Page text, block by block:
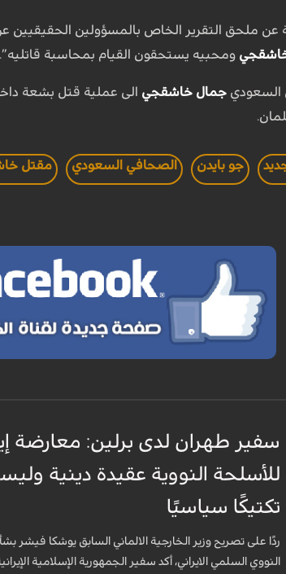
عن ملحق التقرير الخاص بالمسؤولين الحقيقيين
ومحبيه يستحقون القيام بمحاسبة قاتليه”.
السعودي جمال خاشقجي الى عملية قتل بشعة
جو بايدن الصحافي السعودي مقتل
سفير طهران لدى برلين: معارضة
للأسلحة النووية عقيدة دينية
تكتيكًا سياسيًا
ردًا على تصريح وزير الخارجية الالماني السابق يوشكا فيشر
النووي السلمي الايراني، أكد سفير الجمهورية الإسلامية